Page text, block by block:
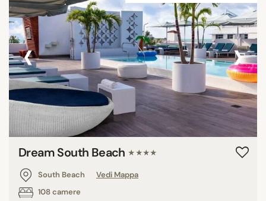
‹ ›
Dream South Beach ★★★★
South Beach
Vedi Mappa
108 camere